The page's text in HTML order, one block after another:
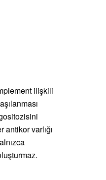
ilişkili
antikor varlığı